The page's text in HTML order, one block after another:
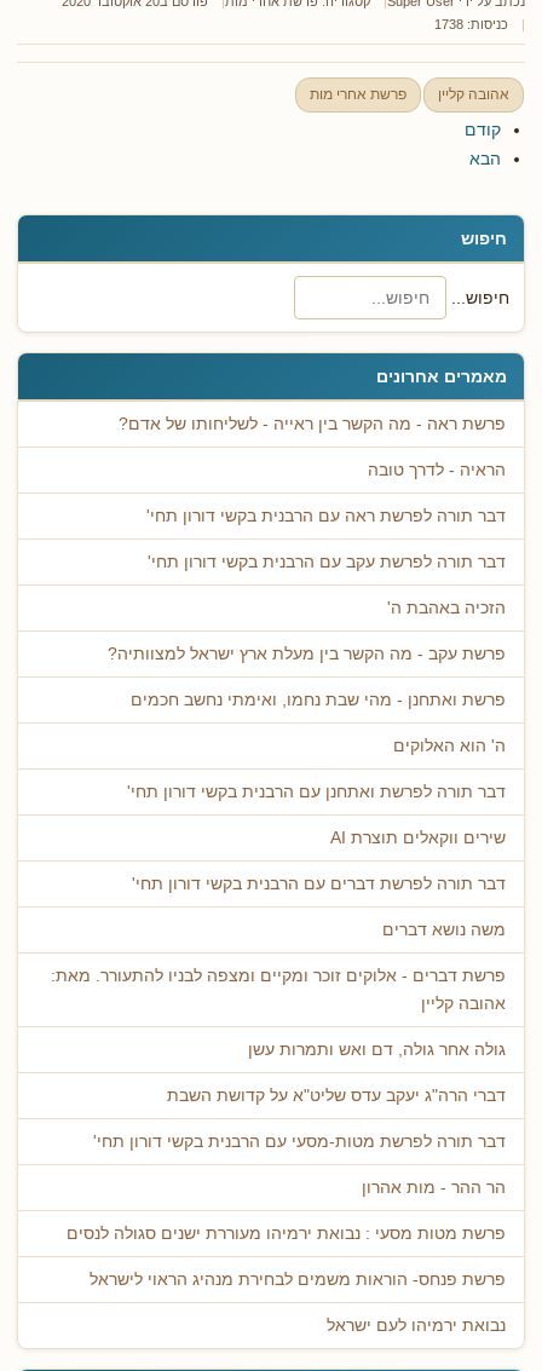
חיפוש
חיפוש...
מאמרים אחרונים
פרשת ראה - מה הקשר בין ראייה - לשליחותו של אדם?
הראיה - לדרך טובה
דבר תורה לפרשת ראה עם הרבנית בקשי דורון תחי'
דבר תורה לפרשת עקב עם הרבנית בקשי דורון תחי'
הזכיה באהבת ה'
פרשת עקב - מה הקשר בין מעלת ארץ ישראל למצוותיה?
פרשת ואתחנן - מהי שבת נחמו, ואימתי נחשב חכמים
ה' הוא האלוקים
דבר תורה לפרשת ואתחנן עם הרבנית בקשי דורון תחי'
שירים ווקאלים תוצרת AI
דבר תורה לפרשת דברים עם הרבנית בקשי דורון תחי'
משה נושא דברים
פרשת דברים - אלוקים זוכר ומקיים ומצפה לבניו להתעורר. מאת:
אהובה קליין
גולה אחר גולה, דם ואש ותמרות עשן
דברי הרה"ג יעקב עדס שליט"א על קדושת השבת
דבר תורה לפרשת מטות-מסעי עם הרבנית בקשי דורון תחי'
הר ההר - מות אהרון
פרשת מטות מסעי : נבואת ירמיהו מעוררת ישנים סגולה לנסים
פרשת פנחס- הוראות משמים לבחירת מנהיג הראוי לישראל
נבואת ירמיהו לעם ישראל
כניסות: 1738
אהובה קליין פרשת אחרי מות
קודם
הבא